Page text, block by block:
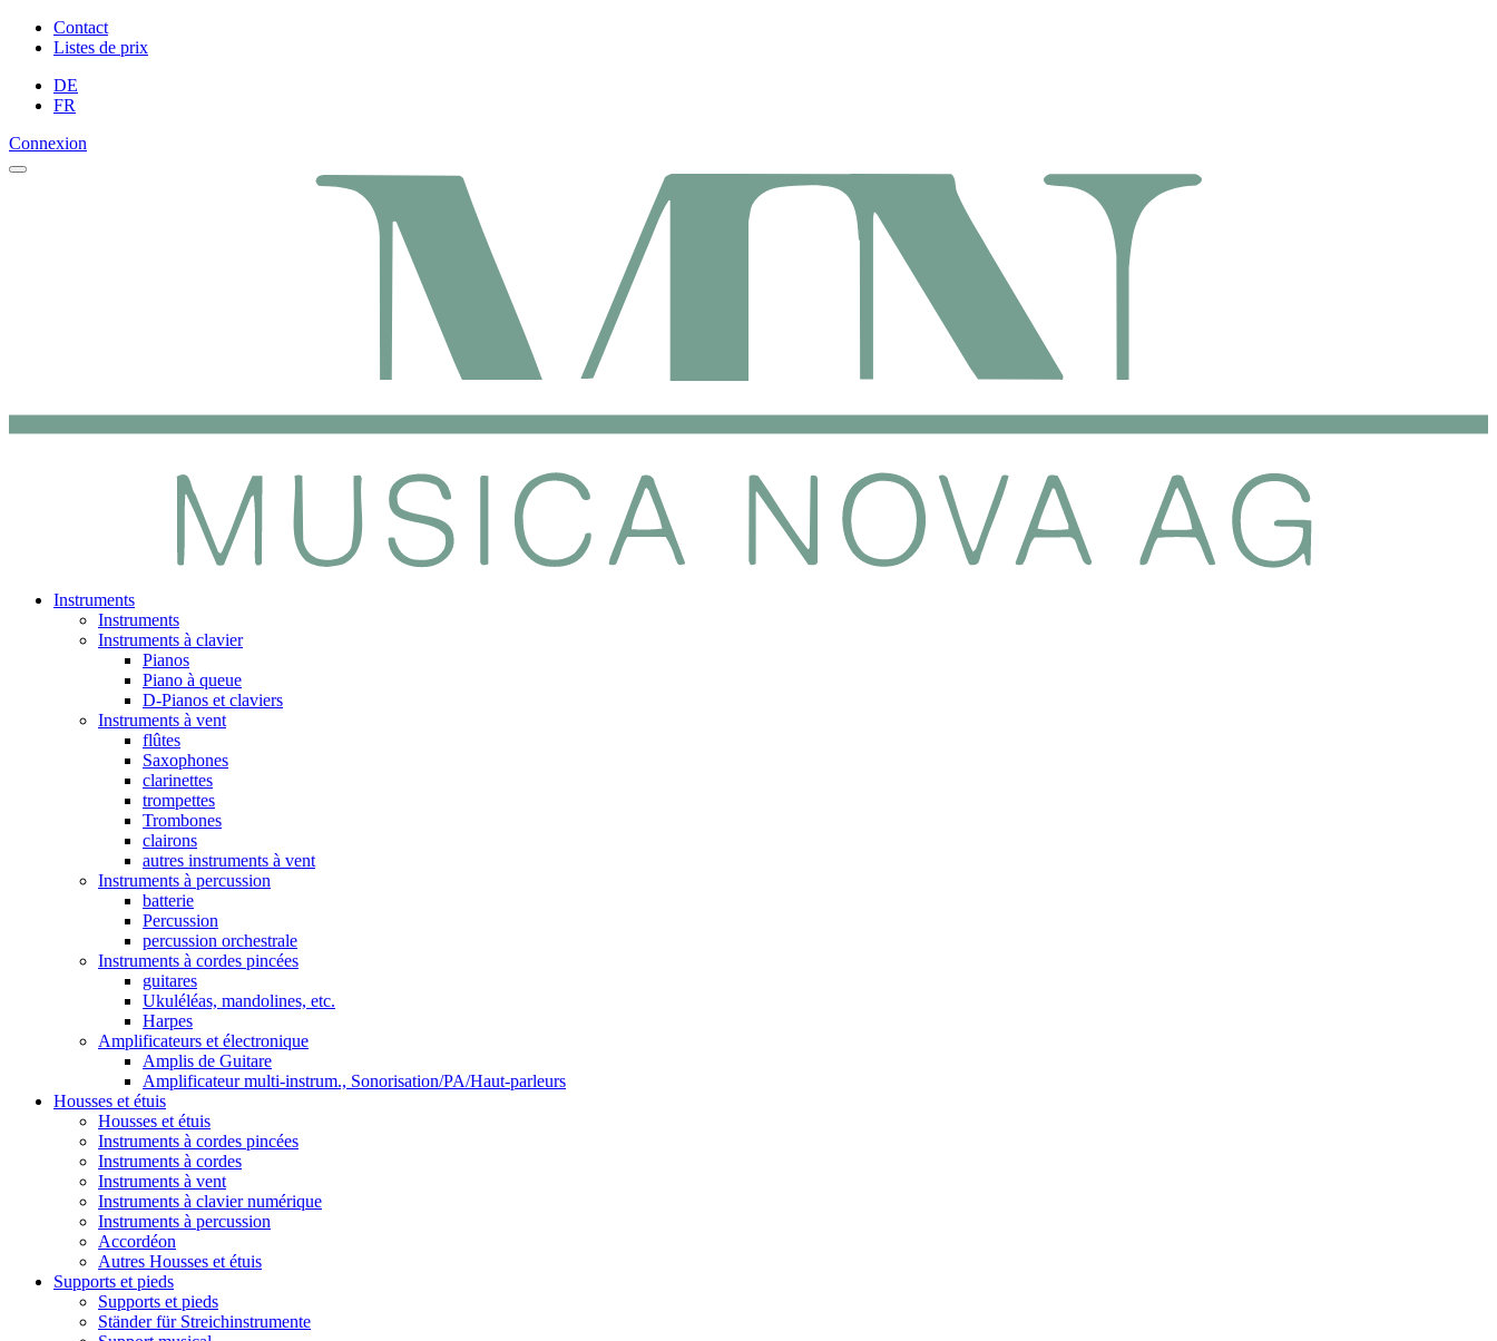
Contact
Listes de prix
DE
FR
Connexion
Instruments
Instruments
Instruments à clavier
Pianos
Piano à queue
D-Pianos et claviers
Instruments à vent
flûtes
Saxophones
clarinettes
trompettes
Trombones
clairons
autres instruments à vent
Instruments à percussion
batterie
Percussion
percussion orchestrale
Instruments à cordes pincées
guitares
Ukuléléas, mandolines, etc.
Harpes
Amplificateurs et électronique
Amplis de Guitare
Amplificateur multi-instrum., Sonorisation/PA/Haut-parleurs
Housses et étuis
Housses et étuis
Instruments à cordes pincées
Instruments à cordes
Instruments à vent
Instruments à clavier numérique
Instruments à percussion
Accordéon
Autres Housses et étuis
Supports et pieds
Supports et pieds
Ständer für Streichinstrumente